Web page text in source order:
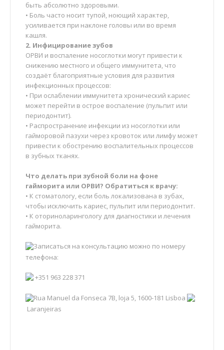
быть абсолютно здоровыми.
• Боль часто носит тупой, ноющий характер,
усиливается при наклоне головы или во время
кашля.
2. Инфицирование зубов
ОРВИ и воспаление носоглотки могут привести к
снижению местного и общего иммунитета, что
создаёт благоприятные условия для развития
инфекционных процессов:
• При ослаблении иммунитета хронический кариес
может перейти в острое воспаление (пульпит или
периодонтит).
• Распространение инфекции из носоглотки или
гайморовой пазухи через кровоток или лимфу может
привести к обострению воспалительных процессов
в зубных тканях.
Что делать при зубной боли на фоне
гайморита или ОРВИ? Обратиться к врачу:
• К стоматологу, если боль локализована в зубах,
чтобы исключить кариес, пульпит или периодонтит.
• К оториноларингологу для диагностики и лечения
гайморита.
Записаться на консультацию можно по номеру
телефона:
+351 963 228 371
Rua Manuel da Fonseca 7B, loja 5, 1600-181 Lisboa
Laranjeiras